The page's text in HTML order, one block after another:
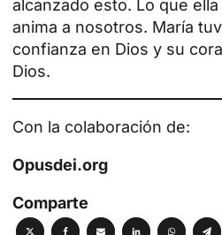
alcanzado esto. Lo que
anima a nosotros. María
confianza en Dios y su
Dios.
Con la colaboración de:
Opusdei.org
Comparte